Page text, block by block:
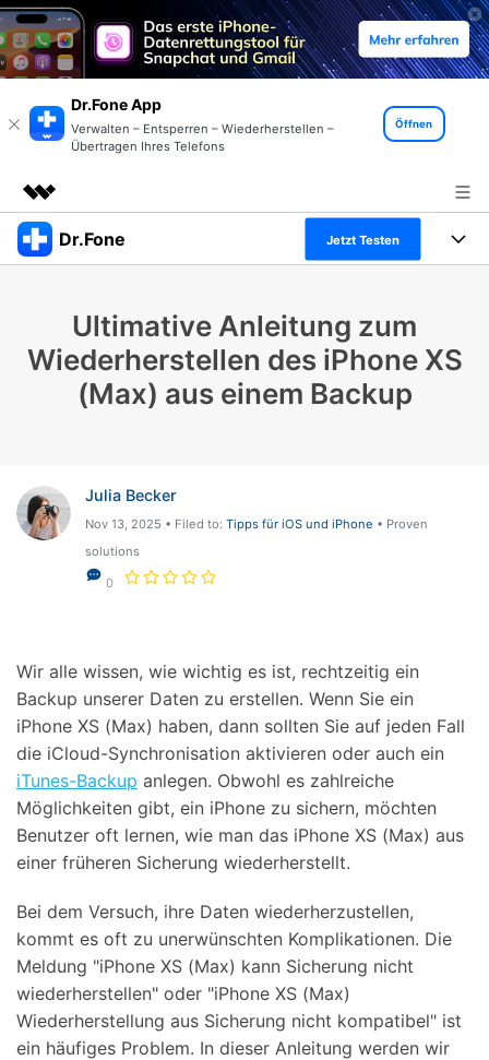
Dr.Fone App
Verwalten – Entsperren – Wiederherstellen –
Übertragen Ihres Telefons
Öffnen
Top-Produkte
Dienstprogramme
Überblick
Lösungen
Über uns
Presseraum
Support
Dr.Fone Jetzt Testen
Alles-in-einem-Toolkit
Weitere Tools und Apps
Lösungen
Entdecken Sie weitere Dr.Fone-Lösungen
Lernen und Unterstützung
Hilfe und Unterstützung erhalten
DOWNLOAD Anmelden
Ultimative Anleitung zum
Wiederherstellen des iPhone XS
(Max) aus einem Backup
Julia Becker
Nov 13, 2025 • Filed to: Tipps für iOS und iPhone • Proven
solutions
0
Wir alle wissen, wie wichtig es ist, rechtzeitig ein
Backup unserer Daten zu erstellen. Wenn Sie ein
iPhone XS (Max) haben, dann sollten Sie auf jeden Fall
die iCloud-Synchronisation aktivieren oder auch ein
iTunes-Backup anlegen. Obwohl es zahlreiche
Möglichkeiten gibt, ein iPhone zu sichern, möchten
Benutzer oft lernen, wie man das iPhone XS (Max) aus
einer früheren Sicherung wiederherstellt.
Bei dem Versuch, ihre Daten wiederherzustellen,
kommt es oft zu unerwünschten Komplikationen. Die
Meldung "iPhone XS (Max) kann Sicherung nicht
wiederherstellen" oder "iPhone XS (Max)
Wiederherstellung aus Sicherung nicht kompatibel" ist
ein häufiges Problem. In dieser Anleitung werden wir